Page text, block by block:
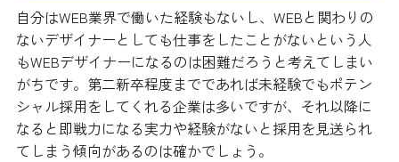
自分はWEB業界で働いた経験もないし、WEBと関わりの
ないデザイナーとしても仕事をしたことがないという人
もWEBデザイナーになるのは困難だろうと考えてしまい
がちです。第二新卒程度までであれば未経験でもポテン
シャル採用をしてくれる企業は多いですが、それ以降に
なると即戦力になる実力や経験がないと採用を見送られ
てしまう傾向があるのは確かでしょう。